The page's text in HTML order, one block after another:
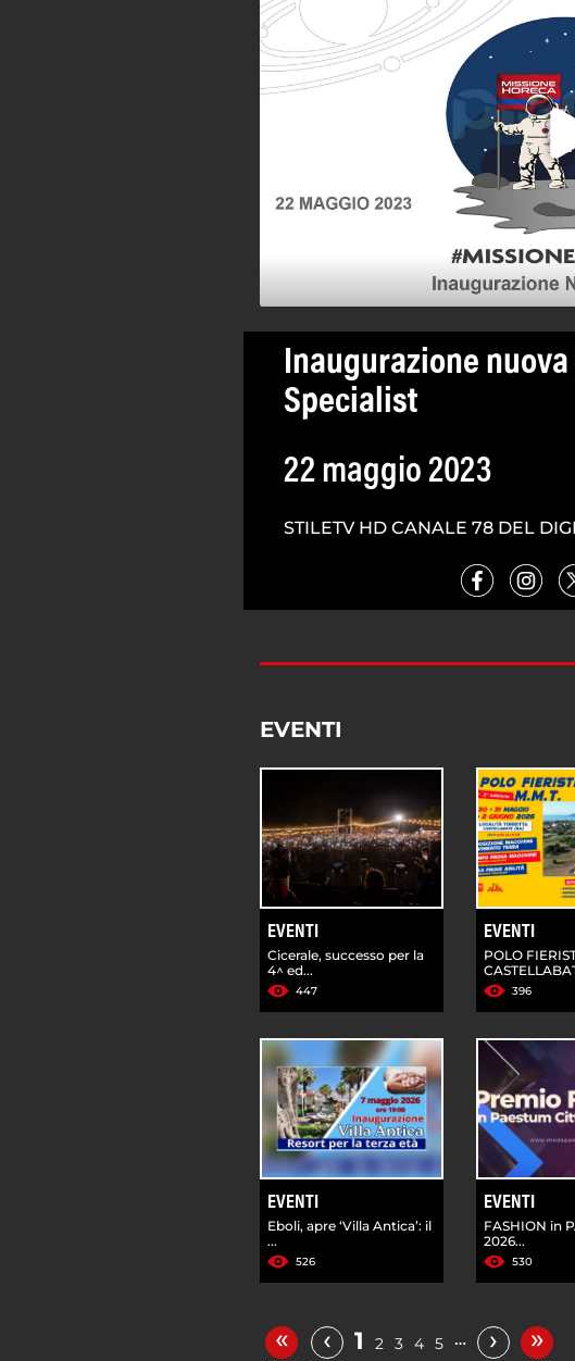
Inaugurazione
Specialist
22 maggio 2023
STILETV HD CANALE 78 DEL
EVENTI
EVENTI
Cicerale, successo per la
4^ ed...
447
EVENTI
POLO
396
EVENTI
Eboli, apre ‘Villa Antica’: il
...
526
EVENTI
FASHION in
2026...
530
« ‹ 1 2 3 4 5 … › »